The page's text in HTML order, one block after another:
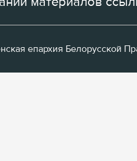
епархия Белорусской